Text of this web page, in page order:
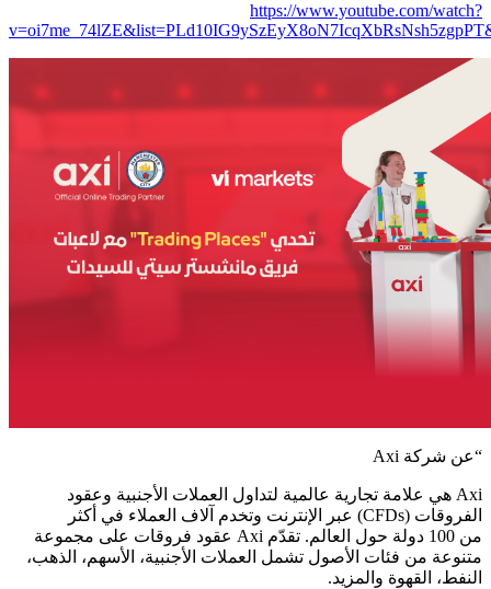
https://www.youtube.com/watch?
“عن شركة Axi
Axi هي علامة تجارية عالمية لتداول العملات الأجنبية وعقود
الفروقات (
CFDs
) عبر الإنترنت وتخدم آلاف العملاء في أكثر
من 100 دولة حول العالم. تقدّم Axi عقود فروقات على مجموعة
متنوعة من فئات الأصول تشمل العملات الأجنبية، الأسهم، الذهب،
النفط، القهوة والمزيد.